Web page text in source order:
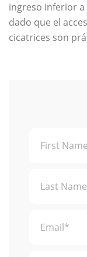
ingreso inferior a
dado que el
cicatrices son